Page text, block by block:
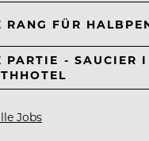
RANG FÜR
- SAUCIER IM
Jobs